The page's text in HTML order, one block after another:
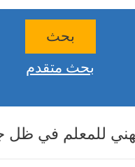
بحث
بحث متقدم
للمعلم في ظل